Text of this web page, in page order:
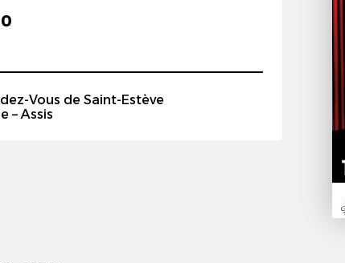
Vous de Saint-Estève
– Assis